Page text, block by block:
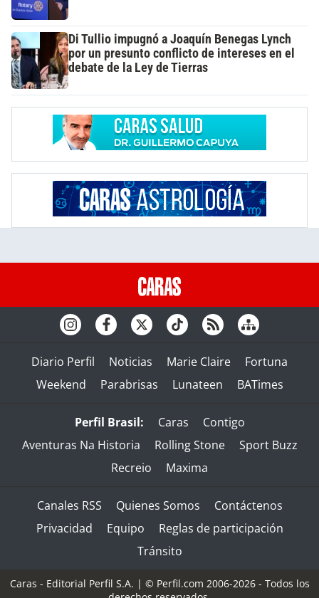
Di Tullio impugnó a Joaquín Benegas Lynch
por un presunto conflicto de intereses en el
debate de la Ley de Tierras
Diario Perfil Noticias Marie Claire
Fortuna
Weekend
Parabrisas Lunateen BATimes
Perfil Brasil: Caras
Contigo
Aventuras Na Historia
Rolling Stone
Sport Buzz
Recreio
Maxima
Canales RSS Quienes Somos
Contáctenos
Privacidad
Equipo
Reglas de participación
Tránsito
Caras - Editorial Perfil S.A. | © Perfil.com 2006-2026 - Todos los